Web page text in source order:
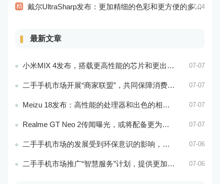
精 戴尔UltraSharp发布：更加精细的色彩和更方便的多屏操作07-04
最新文章
小米MIX 4发布，搭载更高性能的芯片和更出色的相机系统 07-07
二手手机市场开展“商家联盟”，共同保障消费者权益 07-07
Meizu 18发布：高性能的处理器和出色的相机性能 07-07
Realme GT Neo 2传闻曝光，或将配备更为出色的处理器和实用功能 07-07
二手手机市场的发展受到环保意识的影响，成为可持续消费的重要方式 07-06
二手手机市场推广“智慧服务”计划，提供更加个性化的服务体验 07-06